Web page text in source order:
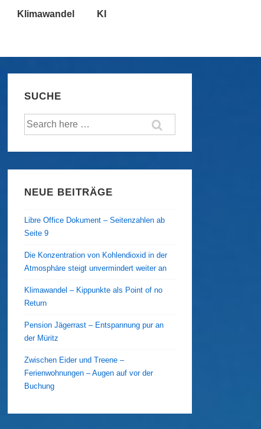
Klimawandel KI
SUCHE
Suche
NEUE BEITRÄGE
Libre Office Dokument – Seitenzahlen ab
Seite 9
Die Konzentration von Kohlendioxid in der
Atmosphäre steigt unvermindert weiter an
Klimawandel – Kippunkte als Point of no
Return
Pension Jägerrast – Entspannung pur an
der Müritz
Zwischen Eider und Treene –
Ferienwohnungen – Augen auf vor der
Buchung